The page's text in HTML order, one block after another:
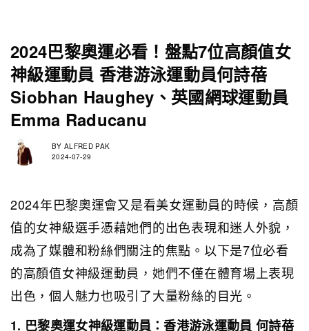
2024巴黎奧運必看！盤點7位高顏值女
神級運動員 香港游泳運動員何詩蓓
Siobhan Haughey、英國網球運動員
Emma Raducanu
BY ALFRED PAK
2024-07-29
2024年巴黎奧運會又是看美女運動員的時候，高顏
值的女神級選手憑藉她們的出色表現和迷人外貌，
成為了媒體和粉絲們關注的焦點。以下是7位必看
的高顏值女神級運動員，她們不僅在體育場上表現
出色，個人魅力也吸引了大量粉絲的目光。
1. 巴黎奧運女神級運動員：香港游泳運動員 何詩蓓